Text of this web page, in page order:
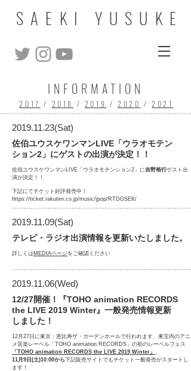
SAEKI YUSUKE
INFORMATION
2017 / 2018 / 2019 /2020 /2021
2019.11.23(Sat)
佐伯ユウスケワンマンLIVE「ウラオモテン
ション2」にゲストの出演が決定！！
佐伯ユウスケワンマンLIVE「ウラオモテンション2」に吉野裕行ゲスト出
演が決定！！
下記にてチケット好評発売中！
https://ticket.rakuten.co.jp/music/jpop/RTDGSEK/
2019.11.09(Sat)
テレビ・ラジオ出演情報を更新いたしました。
詳しくは MEDIAページをご確認ください
2019.11.06(Wed)
12/27開催！『TOHO animation RECORDS
the LIVE 2019 Winter』一般発売情報更新
しました！
12月27日に東京：恵比寿ザ・ガーデンホールで行われます、東宝内のアニ
メ音楽レーベル「TOHO animation RECORDS」の初のレーベルフェス
「TOHO animation RECORDS the LIVE 2019 Winter」 。
11月9日(土)10:00から下記販売サイトでもチケット一般発売がスタートし
ます！